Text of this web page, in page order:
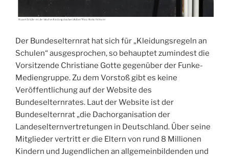
Der Bundeselternrat hat sich für „Kleidungsregeln an
Schulen“ ausgesprochen, so behauptet zumindest die
Vorsitzende Christiane Gotte gegenüber der Funke-
Mediengruppe. Zu dem Vorstoß gibt es keine
Veröffentlichung auf der Website des
Bundeselternrates. Laut der Website ist der
Bundeselternrat „die Dachorganisation der
Landeselternvertretungen in Deutschland. Über seine
Mitglieder vertritt er die Eltern von rund 8 Millionen
Kindern und Jugendlichen an allgemeinbildenden und